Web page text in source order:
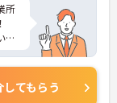
所
環
に
してもらう